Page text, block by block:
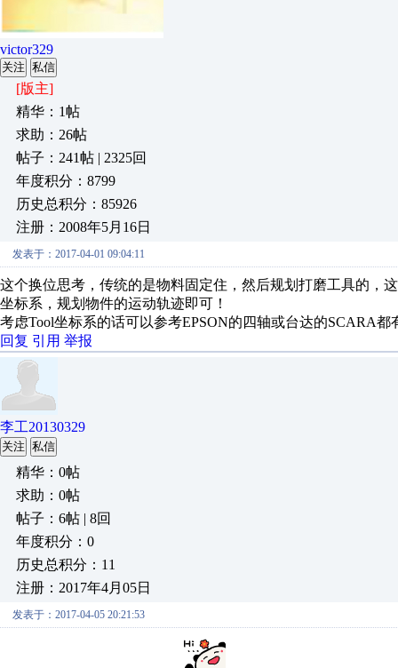
victor329
关注 私信
[版主]
精华：1帖
求助：26帖
帖子：241帖 | 2325回
年度积分：8799
历史总积分：85926
注册：2008年5月16日
发表于：2017-04-01 09:04:11
这个换位思考，传统的是物料固定住，然后规划打磨工具的，
坐标系，规划物件的运动轨迹即可！
考虑Tool坐标系的话可以参考EPSON的四轴或台达的SCARA
回复 引用 举报
李工20130329
关注 私信
精华：0帖
求助：0帖
帖子：6帖 | 8回
年度积分：0
历史总积分：11
注册：2017年4月05日
发表于：2017-04-05 20:21:53